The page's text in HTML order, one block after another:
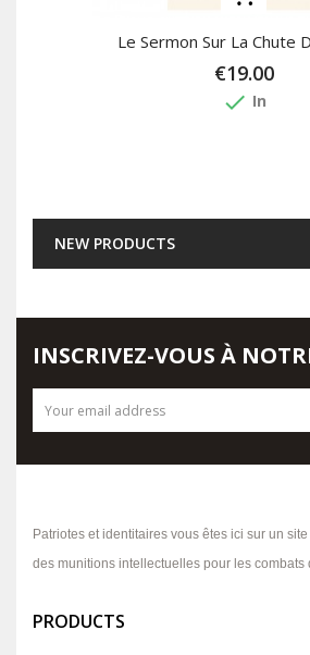
Le Sermon Sur La Chute
€19.00
done In
NEW PRODUCTS
Patriotes et identitaires vous êtes ici sur un
des munitions intellectuelles pour les combats
PRODUCTS